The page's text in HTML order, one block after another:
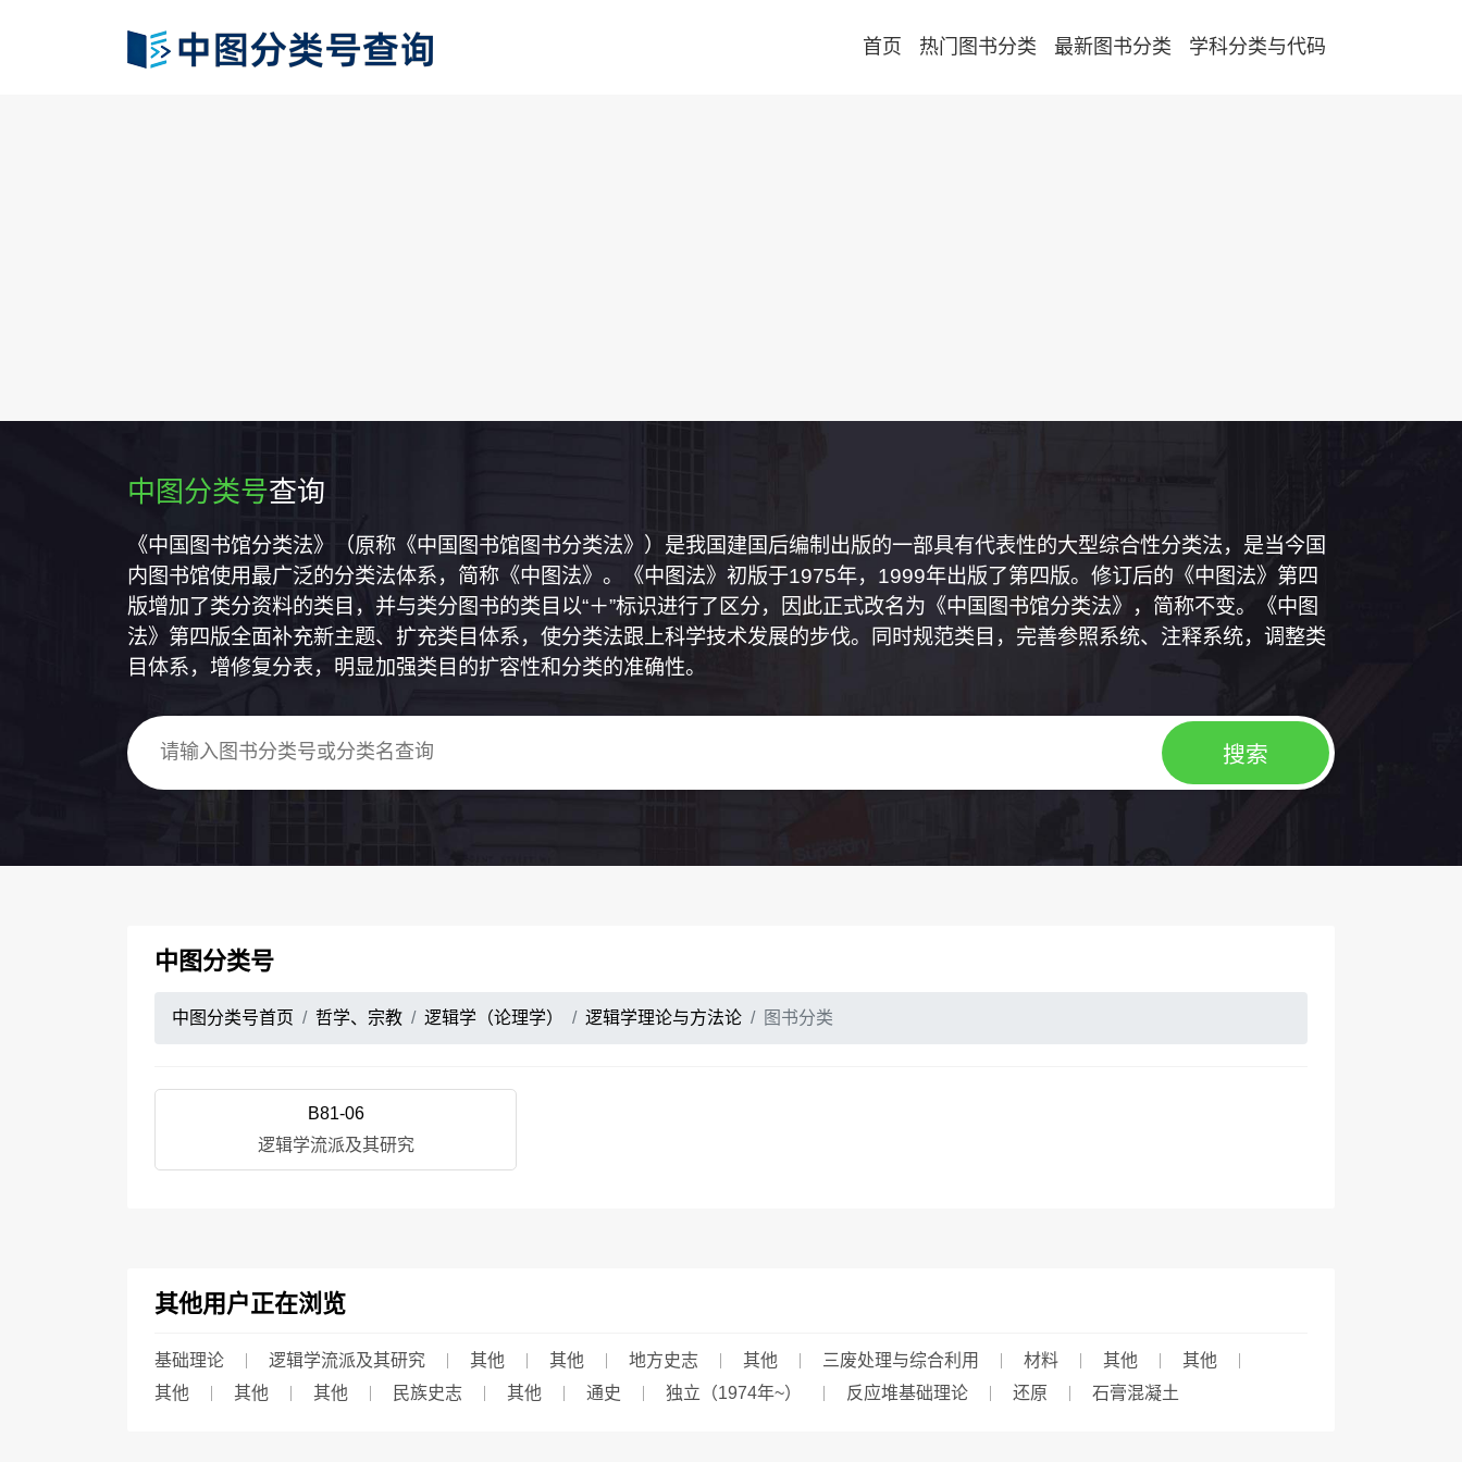
首页 热门图书分类 最新图书分类 学科分类与代码
中图分类号查询
《中国图书馆分类法》（原称《中国图书馆图书分类法》）是我国建国后编制出版的一部具有代表性的大型综合性分类法，是当今国
内图书馆使用最广泛的分类法体系，简称《中图法》。《中图法》初版于1975年，1999年出版了第四版。修订后的《中图法》第四
版增加了类分资料的类目，并与类分图书的类目以“＋”标识进行了区分，因此正式改名为《中国图书馆分类法》，简称不变。《中图
法》第四版全面补充新主题、扩充类目体系，使分类法跟上科学技术发展的步伐。同时规范类目，完善参照系统、注释系统，调整类
目体系，增修复分表，明显加强类目的扩容性和分类的准确性。
中图分类号
中图分类号首页 哲学、宗教 逻辑学（论理学） 逻辑学理论与方法论 图书分类
B81-06
逻辑学流派及其研究
其他用户正在浏览
基础理论 逻辑学流派及其研究 其他 其他 地方史志 其他 三废处理与综合利用 材料 其他
其他
其他
其他 其他 民族史志 其他 通史 独立（1974年~） 反应堆基础理论 还原 石膏混凝土